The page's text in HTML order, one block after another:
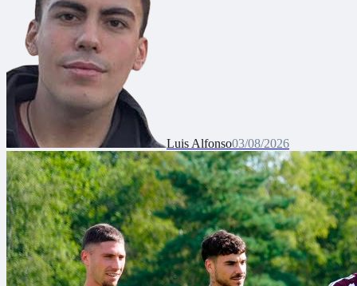
Luis Alfonso03/08/2026